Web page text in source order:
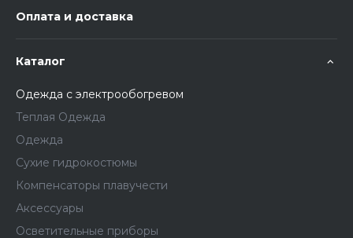
Оплата и доставка
Каталог
Одежда с электрообогревом
Теплая Одежда
Одежда
Сухие гидрокостюмы
Компенсаторы плавучести
Аксессуары
Осветительные приборы